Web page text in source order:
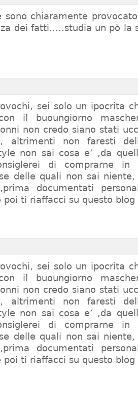
sono chiaramente
dei fatti…..studia un pò la
sei solo un ipocrita
il buoungiorno
non credo siano stati
altrimenti non faresti
non sai cosa e’ ,da
di comprarne in
delle quali non sai
documentati
poi ti riaffacci su questo blog
sei solo un ipocrita
il buoungiorno
non credo siano stati
altrimenti non faresti
non sai cosa e’ ,da
di comprarne in
delle quali non sai
documentati
poi ti riaffacci su questo blog